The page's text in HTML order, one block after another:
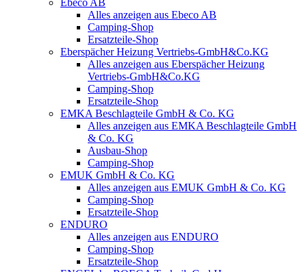
Ebeco AB
Alles anzeigen aus Ebeco AB
Camping-Shop
Ersatzteile-Shop
Eberspächer Heizung Vertriebs-GmbH&Co.KG
Alles anzeigen aus Eberspächer Heizung
Vertriebs-GmbH&Co.KG
Camping-Shop
Ersatzteile-Shop
EMKA Beschlagteile GmbH & Co. KG
Alles anzeigen aus EMKA Beschlagteile GmbH
& Co. KG
Ausbau-Shop
Camping-Shop
EMUK GmbH & Co. KG
Alles anzeigen aus EMUK GmbH & Co. KG
Camping-Shop
Ersatzteile-Shop
ENDURO
Alles anzeigen aus ENDURO
Camping-Shop
Ersatzteile-Shop